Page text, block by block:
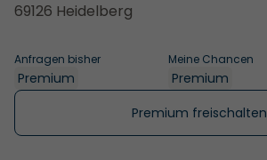
Anfragen bisher
Premium
Meine Chancen
Premium
Premium freischalten
69126 Heidelberg